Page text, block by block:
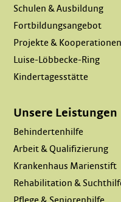
Schulen & Ausbildung
Fortbildungsangebot
Projekte & Kooperationen
Luise-Löbbecke-Ring
Kindertagesstätte
Unsere Leistungen
Behindertenhilfe
Arbeit & Qualifizierung
Krankenhaus Marienstift
Rehabilitation &